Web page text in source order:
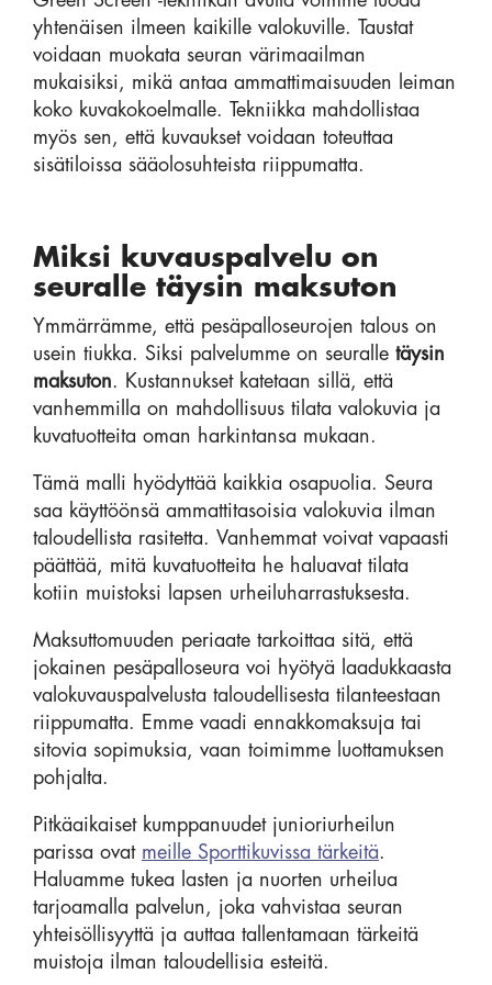
yhtenäisen ilmeen kaikille valokuville. Taustat
voidaan muokata seuran värimaailman
mukaisiksi, mikä antaa ammattimaisuuden leiman
koko kuvakokoelmalle. Tekniikka mahdollistaa
myös sen, että kuvaukset voidaan toteuttaa
sisätiloissa sääolosuhteista riippumatta.
Miksi kuvauspalvelu on
seuralle täysin maksuton
Ymmärrämme, että pesäpalloseurojen talous on
usein tiukka. Siksi palvelumme on seuralle täysin
maksuton. Kustannukset katetaan sillä, että
vanhemmilla on mahdollisuus tilata valokuvia ja
kuvatuotteita oman harkintansa mukaan.
Tämä malli hyödyttää kaikkia osapuolia. Seura
saa käyttöönsä ammattitasoisia valokuvia ilman
taloudellista rasitetta. Vanhemmat voivat vapaasti
päättää, mitä kuvatuotteita he haluavat tilata
kotiin muistoksi lapsen urheiluharrastuksesta.
Maksuttomuuden periaate tarkoittaa sitä, että
jokainen pesäpalloseura voi hyötyä laadukkaasta
valokuvauspalvelusta taloudellisesta tilanteestaan
riippumatta. Emme vaadi ennakkomaksuja tai
sitovia sopimuksia, vaan toimimme luottamuksen
pohjalta.
Pitkäaikaiset kumppanuudet junioriurheilun
parissa ovat meille Sporttikuvissa tärkeitä.
Haluamme tukea lasten ja nuorten urheilua
tarjoamalla palvelun, joka vahvistaa seuran
yhteisöllisyyttä ja auttaa tallentamaan tärkeitä
muistoja ilman taloudellisia esteitä.